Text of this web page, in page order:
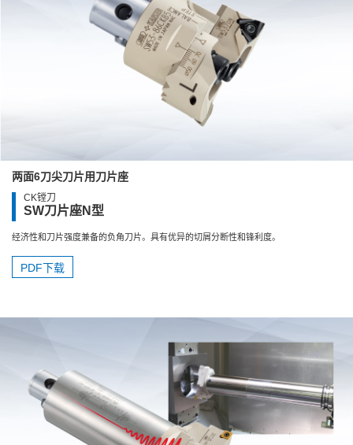
两面6刀尖刀片用刀片座
CK镗刀
SW刀片座N型
经济性和刀片强度兼备的负角刀片。具有优异的切屑分断性和锋利度。
PDF下载